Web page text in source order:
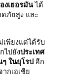
งเยอรมันได้
ภัยสูง และ
เพียงแต่ได้รับ
ไปยังประเทศ
ๆ ในยุโรป อีก
ากเอเชีย